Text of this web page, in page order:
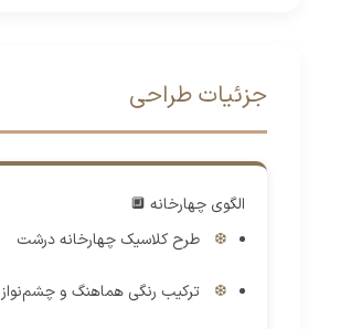
جزئیات طراحی
الگوی چهارخانه 🔲
طرح کلاسیک چهارخانه درشت
ترکیب رنگی هماهنگ و چشم‌نواز